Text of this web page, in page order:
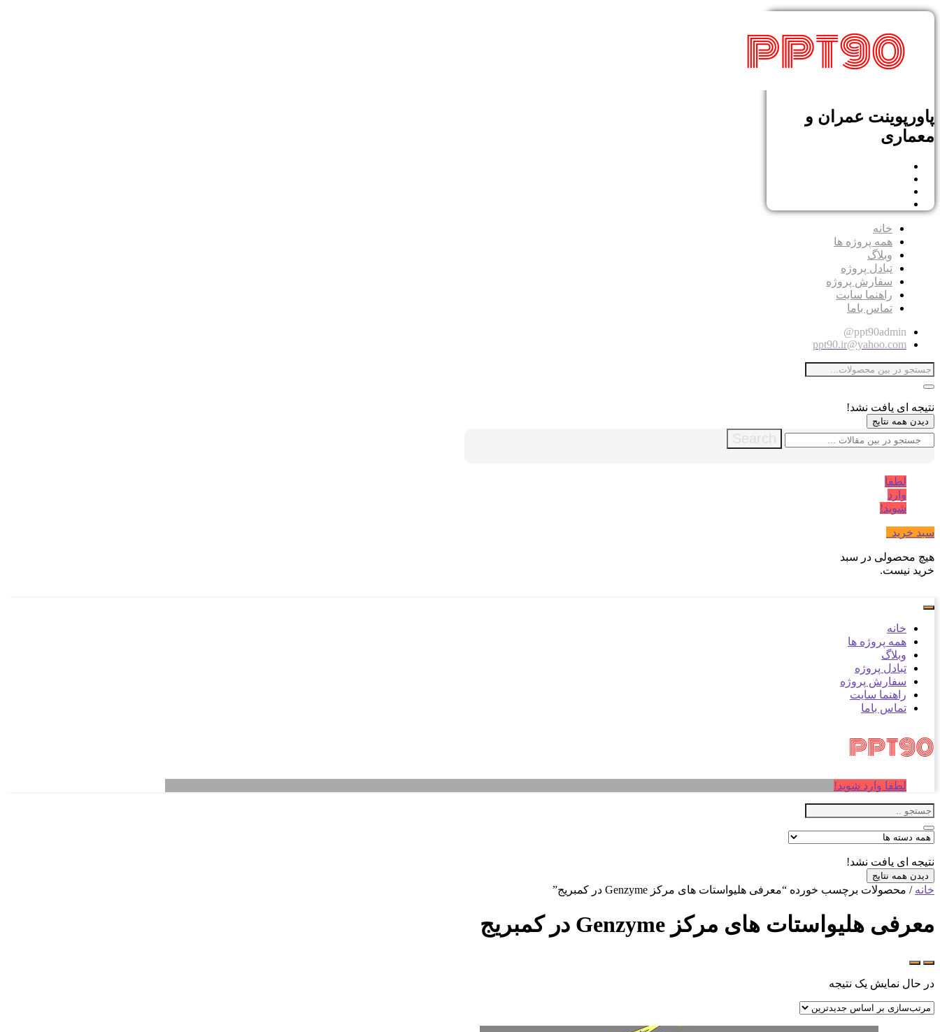
پاورپوینت عمران و
معماری
خانه
همه پروژه ها
وبلاگ
تبادل پروژه
سفارش پروژه
راهنما سایت
تماس باما
ppt90admin@
ppt90.ir@yahoo.com
نتیجه ای یافت نشد!
دیدن همه نتایج
Search
لطفا
وارد
شوید!
سبد خرید
هیچ محصولی در سبد
خرید نیست.
خانه
همه پروژه ها
وبلاگ
تبادل پروژه
سفارش پروژه
راهنما سایت
تماس باما
لطفا وارد شوید!
نتیجه ای یافت نشد!
دیدن همه نتایج
خانه / محصولات برچسب خورده “معرفی هلیواستات های مرکز Genzyme در کمبریج”
معرفی هلیواستات های مرکز Genzyme در کمبریج
در حال نمایش یک نتیجه